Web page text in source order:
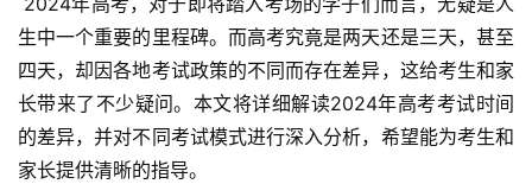
生中一个重要的里程碑。而高考究竟是两天还是三天，甚至
四天，却因各地考试政策的不同而存在差异，这给考生和家
长带来了不少疑问。本文将详细解读2024年高考考试时间
的差异，并对不同考试模式进行深入分析，希望能为考生和
家长提供清晰的指导。